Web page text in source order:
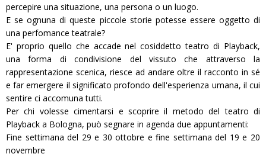
percepire una situazione, una persona o un luogo.
E se ognuna di queste piccole storie potesse essere oggetto di
una perfomance teatrale?
E' proprio quello che accade nel cosiddetto teatro di Playback,
una forma di condivisione del vissuto che attraverso la
rappresentazione scenica, riesce ad andare oltre il racconto in sé
e far emergere il significato profondo dell'esperienza umana, il cui
sentire ci accomuna tutti.
Per chi volesse cimentarsi e scoprire il metodo del teatro di
Playback a Bologna, può segnare in agenda due appuntamenti:
Fine settimana del 29 e 30 ottobre e fine settimana del 19 e 20
novembre